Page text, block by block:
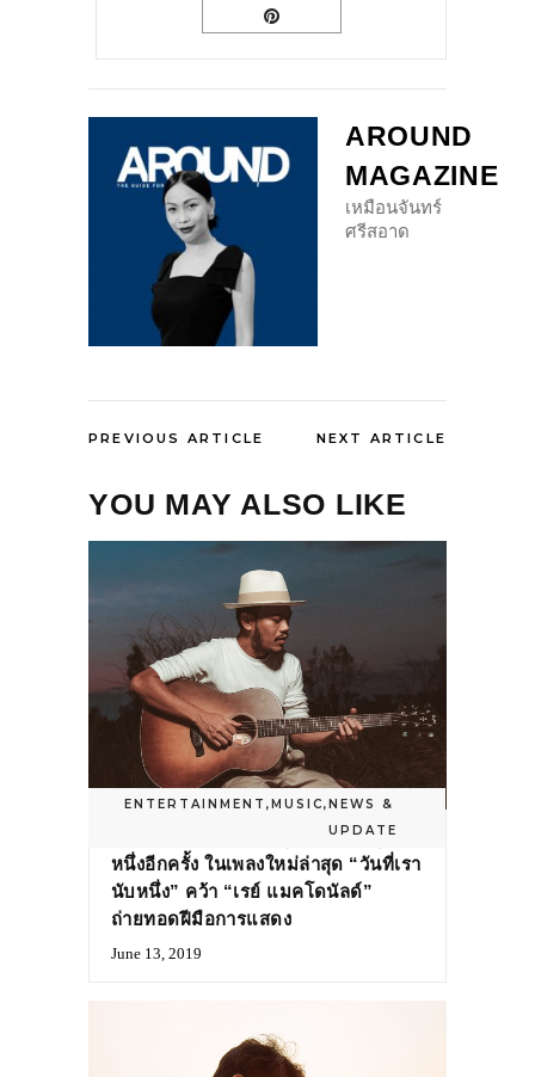
AROUND
MAGAZINE
เหมือนจันทร์
ศรีสอาด
PREVIOUS ARTICLE NEXT ARTICLE
YOU MAY ALSO LIKE
ENTERTAINMENT , MUSIC, NEWS &
UPDATE
“สิงโต นำโชค” ชวนทุกคู่รักนับหยุด
หนึ่งอีกครั้ง ในเพลงใหม่ล่าสุด “วันที่เรา
นับหนึ่ง” คว้า “เรย์ แมคโดนัลด์”
ถ่ายทอดฝีมือการแสดง
June 13, 2019